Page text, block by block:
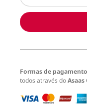
Formas de
todos através doAsaas